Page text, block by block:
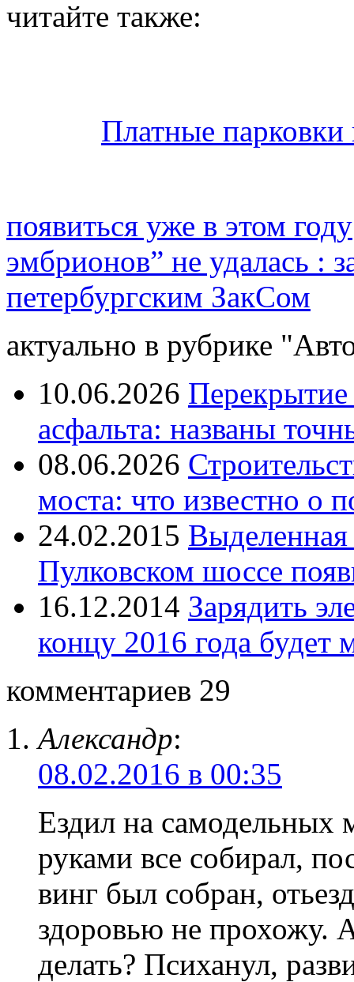
читайте также:
Платные парковки
появиться уже в этом году
эмбрионов” не удалась :
петербургским ЗакСом
актуально в рубрике
10.06.2026 Перекрытие
асфальта: названы
08.06.2026
моста: что известно о
24.02.2015 Выделенная
Пулковском шоссе
16.12.2014 Зарядить
концу 2016 года
комментариев 29
Александр:
08.02.2016 в 00:35
Ездил на самодельных
руками все собирал,
винг был собран,
здоровью не прохожу.
делать? Психанул,